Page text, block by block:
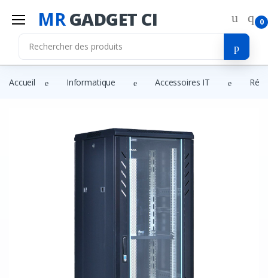
MRGADGET CI 0
Accueil Informatique Accessoires IT